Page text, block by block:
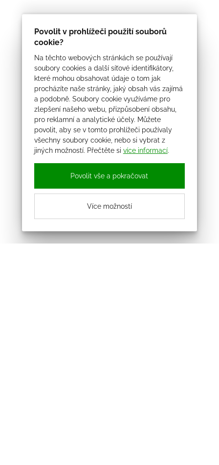
Povolit v prohlížeči použití souborů
cookie?
Na těchto webových stránkách se používají
soubory cookies a další síťové identifikátory,
které mohou obsahovat údaje o tom jak
procházíte naše stránky, jaký obsah vás zajímá
a podobně. Soubory cookie využíváme pro
zlepšení našeho webu, přizpůsobení obsahu,
pro reklamní a analytické účely. Můžete
povolit, aby se v tomto prohlížeči používaly
všechny soubory cookie, nebo si vybrat z
jiných možností. Přečtěte si více informací.
Povolit vše a pokračovat
Více možností